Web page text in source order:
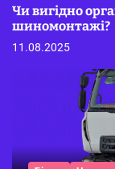
Чи вигідно
шиномонтажі?
11.08.2025